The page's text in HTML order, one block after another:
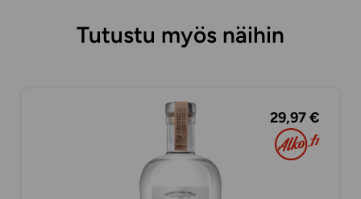
Tutustu myös näihin
29,97 €